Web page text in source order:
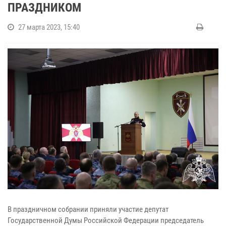
ПРАЗДНИКОМ
27 марта 2023, 15:40
В праздничном собрании приняли участие депутат
Государственной Думы Российской Федерации председатель